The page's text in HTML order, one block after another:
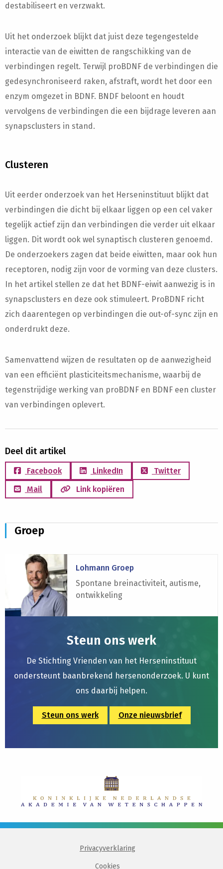
destabiliseert en verzwakt.
Uit het onderzoek blijkt dat juist deze tegengestelde
interactie van de eiwitten de rangschikking van de
verbindingen regelt. Terwijl proBDNF de verbindingen die
gedesynchroniseerd raken, afstraft, wordt het door een
enzym omgezet in BDNF. BNDF beloont en houdt
vervolgens de verbindingen die een bijdrage leveren aan
synapsclusters in stand.
Clusteren
Uit eerder onderzoek van het Herseninstituut blijkt dat
verbindingen die dicht bij elkaar liggen op een cel vaker
tegelijk actief zijn dan verbindingen die verder uit elkaar
liggen. Dit wordt ook wel synaptisch clusteren genoemd.
De onderzoekers zagen dat beide eiwitten, maar ook hun
receptoren, nodig zijn voor de vorming van deze clusters.
In het artikel stellen ze dat het BDNF-eiwit aanwezig is in
synapsclusters en deze ook stimuleert. ProBDNF richt
zich daarentegen op verbindingen die out-of-sync zijn en
onderdrukt deze.
Samenvattend wijzen de resultaten op de aanwezigheid
van een efficiënt plasticiteitsmechanisme, waarbij de
tegenstrijdige werking van proBDNF en BDNF een cluster
van verbindingen oplevert.
Deel dit artikel
Facebook LinkedIn
Twitter
Mail
Link kopiëren
Groep
Lohmann Groep
Spontane breinactiviteit, autisme,
ontwikkeling
Lohmann
Groep
Steun ons werk
De Stichting Vrienden van het Herseninstituut
ondersteunt baanbrekend hersenonderzoek. U kunt
ons daarbij helpen.
Steun ons werk Onze nieuwsbrief
Privacyverklaring
Cookies